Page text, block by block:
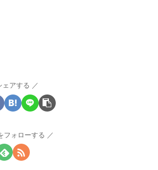
ェアする
フォローする